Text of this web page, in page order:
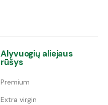
Alyvuogių aliejaus
rūšys
Premium
Extra virgin